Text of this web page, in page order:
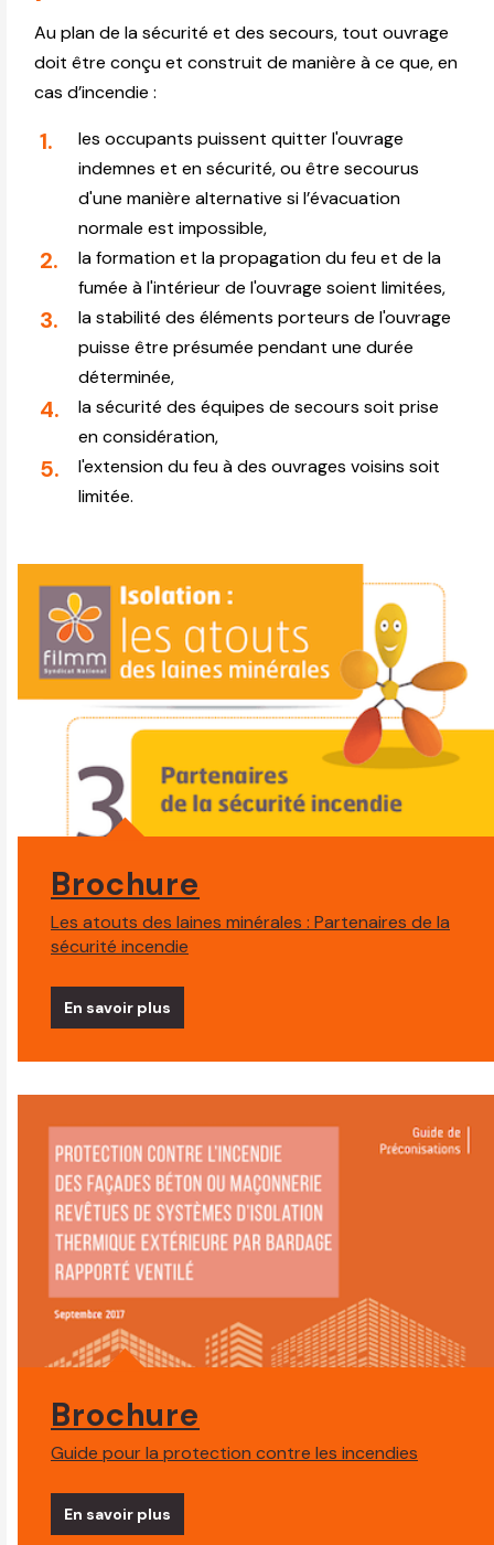
Au plan de la sécurité et des secours, tout ouvrage
doit être conçu et construit de manière à ce que, en
cas d’incendie :
les occupants puissent quitter l'ouvrage
indemnes et en sécurité, ou être secourus
d'une manière alternative si l’évacuation
normale est impossible,
la formation et la propagation du feu et de la
fumée à l'intérieur de l'ouvrage soient limitées,
la stabilité des éléments porteurs de l'ouvrage
puisse être présumée pendant une durée
déterminée,
la sécurité des équipes de secours soit prise
en considération,
l'extension du feu à des ouvrages voisins soit
limitée.
Brochure
Les atouts des laines minérales : Partenaires de la
sécurité incendie
En savoir plus
Brochure
Guide pour la protection contre les incendies
En savoir plus